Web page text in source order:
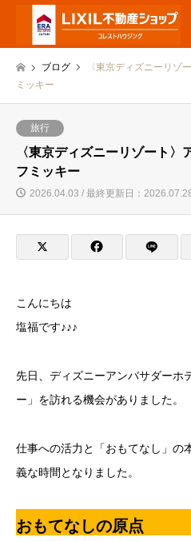
ブログ
〈東京ディズニーリゾ
ミッキー
旅行
〈東京ディズニーリゾート〉
フミッキー
2026.04.03 / 最終更新日：
こんにちは
塩福です♪♪♪
先日、ディズニーアンバサダーホ
ー」を訪れる機会がありました。
仕事への活力と「おもてなし」の
義な時間となりました。
おもてなしの原点